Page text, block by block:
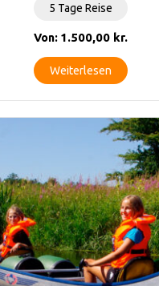
5 Tage Reise
Von: 1.500,00 kr.
Weiterlesen